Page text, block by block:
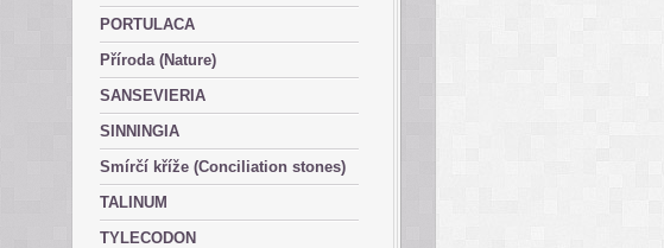
PORTULACA
Příroda (Nature)
SANSEVIERIA
SINNINGIA
Smírčí kříže (Conciliation stones)
TALINUM
TYLECODON